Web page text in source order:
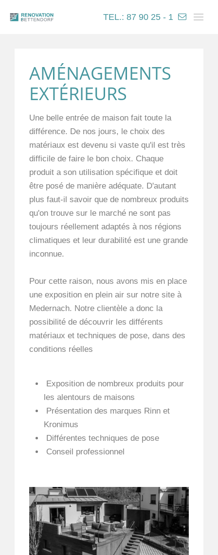
TEL.: 87 90 25 - 1
AMÉNAGEMENTS
EXTÉRIEURS
Une belle entrée de maison fait toute la
différence. De nos jours, le choix des
matériaux est devenu si vaste qu'il est très
difficile de faire le bon choix. Chaque
produit a son utilisation spécifique et doit
être posé de manière adéquate. D'autant
plus faut-il savoir que de nombreux produits
qu'on trouve sur le marché ne sont pas
toujours réellement adaptés à nos régions
climatiques et leur durabilité est une grande
inconnue.
Pour cette raison, nous avons mis en place
une exposition en plein air sur notre site à
Medernach. Notre clientèle a donc la
possibilité de découvrir les différents
matériaux et techniques de pose, dans des
conditions réelles
Exposition de nombreux produits pour
les alentours de maisons
Présentation des marques Rinn et
Kronimus
Différentes techniques de pose
Conseil professionnel